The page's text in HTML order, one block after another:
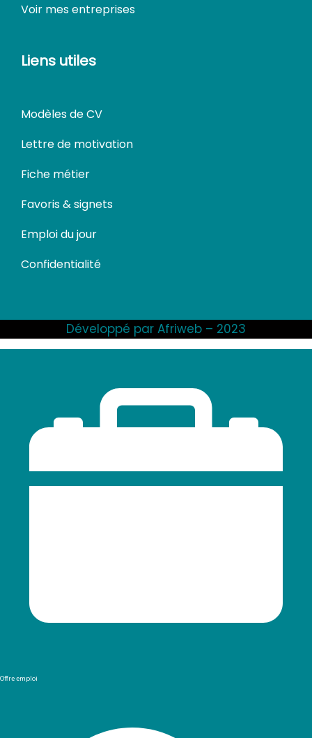
Voir mes entreprises
Liens utiles
Modèles de CV
Lettre de motivation
Fiche métier
Favoris & signets
Emploi du jour
Confidentialité
Développé par Afriweb – 2023
Offre emploi